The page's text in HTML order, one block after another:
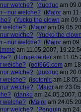
welche? (ducduc am
- nur welche? (Major am
(Yucko the clown am
welche? (Major am
welche? (Yucko the clown
- nur welche? (Major am
am 11.05.2007,
(Hungerleider am
welche? (edi666.com am
welche? (ducduc am
welche? (isotonic am
welche? (Major am
(danko am 24.05.2007,
welche? (Major am
welche? (Penguin am